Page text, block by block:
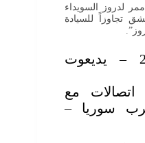
لدروز السويداء
تجاوزاً للسيادة
28 أيلول/سبتمبر 2025 – يديعوت
اتصالات مع
سوريا –